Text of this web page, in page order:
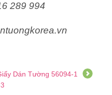
289 994
Dán Tường 56094-1